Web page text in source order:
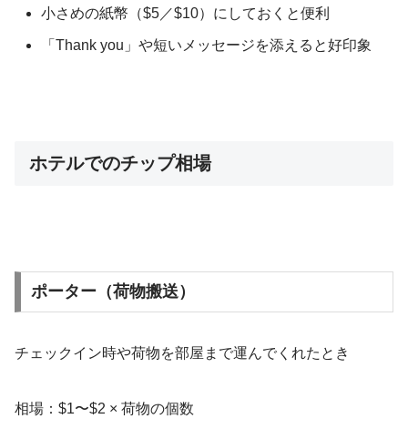
小さめの紙幣（$5／$10）にしておくと便利
「Thank you」や短いメッセージを添えると好印象
ホテルでのチップ相場
ポーター（荷物搬送）
チェックイン時や荷物を部屋まで運んでくれたとき
相場：$1〜$2 × 荷物の個数